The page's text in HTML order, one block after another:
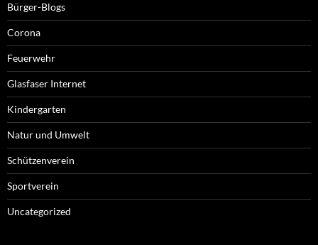
Bürger-Blogs
Corona
Feuerwehr
Glasfaser Internet
Kindergarten
Natur und Umwelt
Schützenverein
Sportverein
Uncategorized